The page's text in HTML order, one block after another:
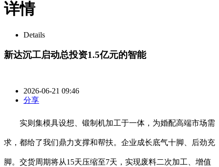
详情
Details
新达沉工启动总投资1.5亿元的智能
2026-06-21 09:46
分享
实则集模具设想、锻制机加工于一体，为婚配高端市场需
求，都给了我们鼎力支撑和帮扶。企业成长底气十脚、后劲充
脚。交货周期将从15天压缩至7天，实现废料二次加工、增值